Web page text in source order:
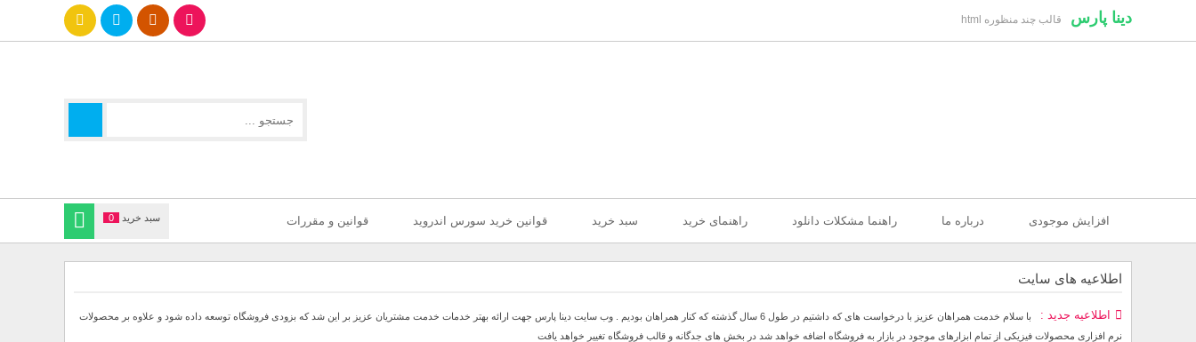
دینا پارس قالب چند منظوره html
سبد خرید 0 افزایش موجودی درباره ما راهنما مشکلات دانلود راهنمای خرید سبد خرید قوانین خرید سورس اندروید قوانین و مقررات
اطلاعیه های سایت
اطلاعیه جدید
با سلام خدمت همراهان عزیز با درخواست های که داشتیم در طول 6 سال گذشته که کنار همراهان بودیم . وب سایت دینا پارس جهت ارائه بهتر خدمات خدمت مشتریان عزیز بر این شد که بزودی فروشگاه توسعه داده شود و علاوه بر محصولات
نرم افزاری محصولات فیزیکی از تمام ابزارهای موجود در بازار به فروشگاه اضافه خواهد شد در بخش های جدگانه و قالب فروشگاه تغییر خواهد یافت